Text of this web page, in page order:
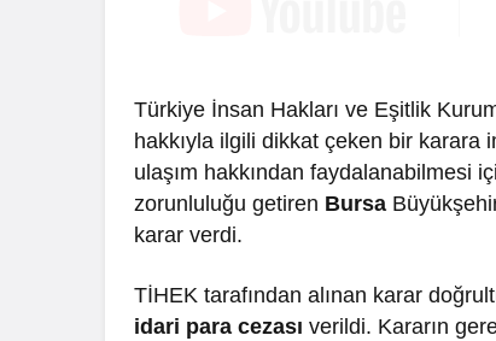
Türkiye İnsan Hakları ve Eşitlik
hakkıyla ilgili dikkat çeken bir karara
ulaşım hakkından faydalanabilmesi
zorunluluğu getiren Bursa
karar verdi.
TİHEK tarafından alınan karar
idari para cezası verildi. Kararın